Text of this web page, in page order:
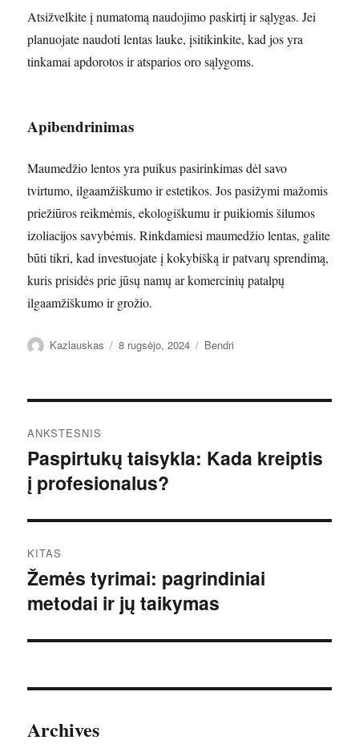
Atsižvelkite į numatomą naudojimo paskirtį ir sąlygas. Jei
planuojate naudoti lentas lauke, įsitikinkite, kad jos yra
tinkamai apdorotos ir atsparios oro sąlygoms.
Apibendrinimas
Maumedžio lentos yra puikus pasirinkimas dėl savo
tvirtumo, ilgaamžiškumo ir estetikos. Jos pasižymi mažomis
priežiūros reikmėmis, ekologiškumu ir puikiomis šilumos
izoliacijos savybėmis. Rinkdamiesi maumedžio lentas, galite
būti tikri, kad investuojate į kokybišką ir patvarų sprendimą,
kuris prisidės prie jūsų namų ar komercinių patalpų
ilgaamžiškumo ir grožio.
Autorius
Kazlauskas Paskelbta
8 rugsėjo, 2024 Kategorijos
Bendri
tarp
įrašų
ANKSTESNIS
Ankstesnis
įrašas:
Paspirtukų taisykla: Kada kreiptis
į profesionalus?
KITAS
Kitas
įrašas:
Žemės tyrimai: pagrindiniai
metodai ir jų taikymas
Archives